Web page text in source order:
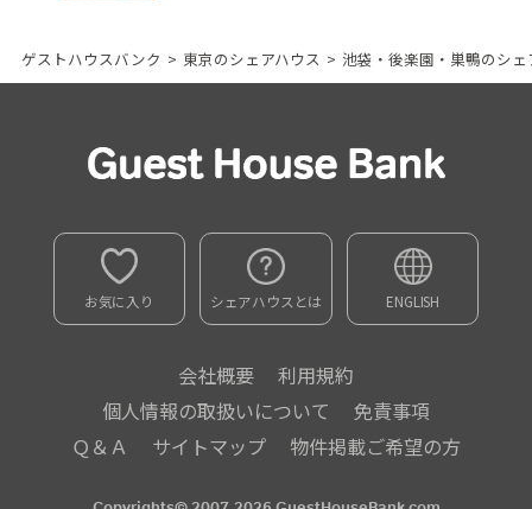
ゲストハウスバンク > 東京のシェアハウス > 池袋・後楽園・巣鴨のシェ
お気に入り シェアハウスとは ENGLISH
会社概要
利用規約
個人情報の取扱いについて
免責事項
Ｑ＆Ａ
サイトマップ 物件掲載ご希望の方